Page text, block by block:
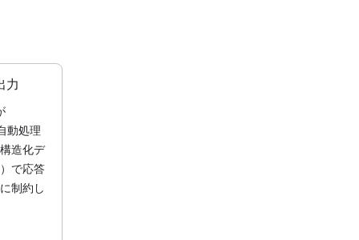
力
動処理
造化デ
で応答
制約し